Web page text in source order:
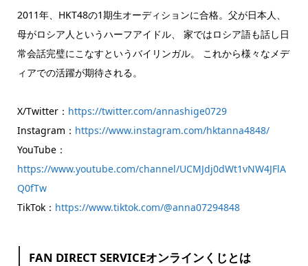
2011年、HKT48の1期生オーディションに合格。父が日本人、
母がロシア人というハーフアイドル、 家ではロシア語も話し日
常会話完璧にこなすというバイリンガル。 これから様々なメデ
ィアでの活躍が期待される。
X/Twitter： https://twitter.com/annashige0729
Instagram： https://www.instagram.com/hktanna4848/
YouTube：
https://www.youtube.com/channel/UCMJdj0dWt1vNW4JFlA
Q0fTw
TikTok： https://www.tiktok.com/@anna07294848
FAN DIRECT SERVICEオンラインくじとは